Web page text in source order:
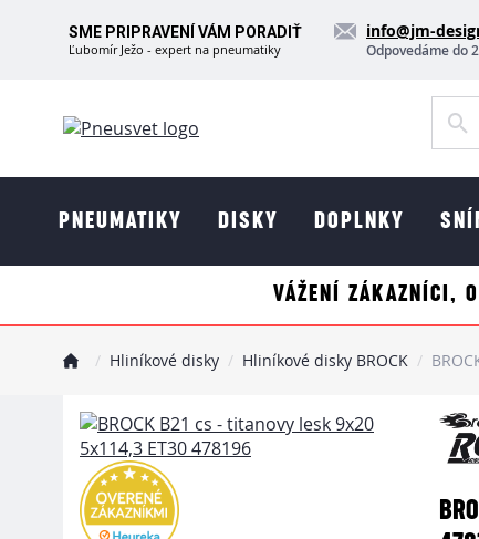
SME PRIPRAVENÍ VÁM PORADIŤ
Ľubomír Ježo - expert na pneumatiky
info@jm-
Odpovedáme do
PNEUMATIKY DISKY DOPLNKY
VÁŽENÍ ZÁKAZNÍCI,
Hliníkové disky Hliníkové disky BROCK